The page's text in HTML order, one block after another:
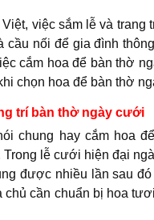
việc sắm lễ và trang
cầu nối để gia đình
cắm hoa để bàn thờ
chọn hoa để bàn thờ
trí bàn thờ ngày cưới
chung hay cắm hoa
Trong lễ cưới hiện đại
được nhiều lần sau
cần chuẩn bị hoa